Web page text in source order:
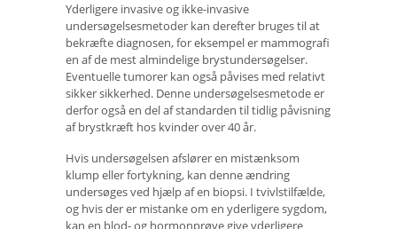
Yderligere invasive og ikke-invasive
undersøgelsesmetoder kan derefter bruges til at
bekræfte diagnosen, for eksempel er mammografi
en af ​​de mest almindelige brystundersøgelser.
Eventuelle tumorer kan også påvises med relativt
sikker sikkerhed. Denne undersøgelsesmetode er
derfor også en del af standarden til tidlig påvisning
af brystkræft hos kvinder over 40 år.
Hvis undersøgelsen afslører en mistænksom
klump eller fortykning, kan denne ændring
undersøges ved hjælp af en biopsi. I tvivlstilfælde,
og hvis der er mistanke om en yderligere sygdom,
kan en blod- og hormonprøve give yderligere